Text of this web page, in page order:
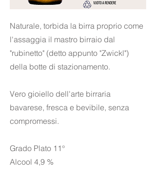
Naturale, torbida la birra proprio come
l'assaggia il mastro birraio dal
"rubinetto" (detto appunto "Zwickl")
della botte di stazionamento.
Vero gioiello dell'arte birraria
bavarese, fresca e bevibile, senza
compromessi.
Grado Plato 11°
Alcool 4,9 %